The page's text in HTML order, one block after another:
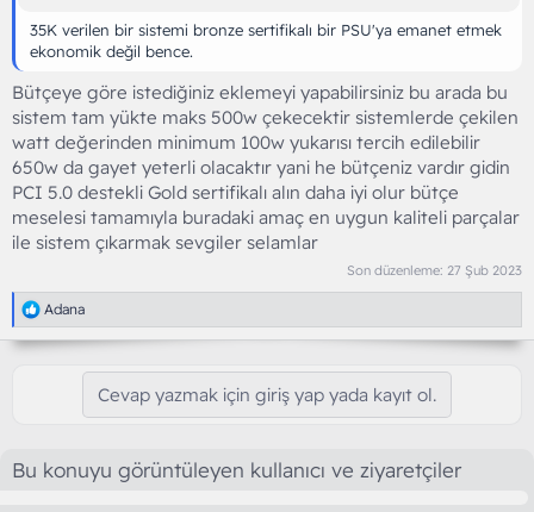
35K verilen bir sistemi bronze sertifikalı bir PSU'ya emanet etmek
ekonomik değil bence.
Bütçeye göre istediğiniz eklemeyi yapabilirsiniz bu arada bu
sistem tam yükte maks 500w çekecektir sistemlerde çekilen
watt değerinden minimum 100w yukarısı tercih edilebilir
650w da gayet yeterli olacaktır yani he bütçeniz vardır gidin
PCI 5.0 destekli Gold sertifikalı alın daha iyi olur bütçe
meselesi tamamıyla buradaki amaç en uygun kaliteli parçalar
ile sistem çıkarmak sevgiler selamlar
Son düzenleme: 27 Şub 2023
T
e
p
:
Adana
Cevap yazmak için giriş yap yada kayıt ol.
Bu konuyu görüntüleyen kullanıcı ve ziyaretçiler